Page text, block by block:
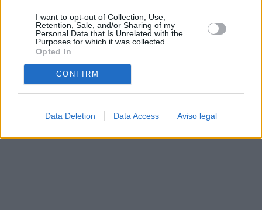
I want to opt-out of Collection, Use,
Retention, Sale, and/or Sharing of my
Personal Data that Is Unrelated with the
Purposes for which it was collected.
Opted In
CONFIRM
Data Deletion Data Access Aviso legal